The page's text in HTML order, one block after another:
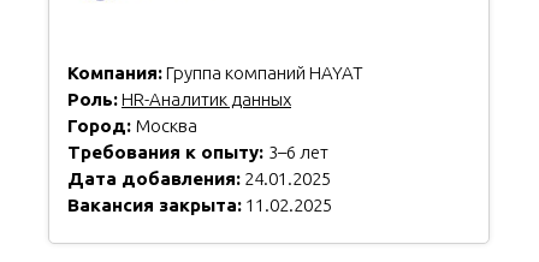
Компания:Группа компаний HAYAT
Роль:HR-Аналитик данных
Город: Москва
Требования к опыту: 3–6 лет
Дата добавления: 24.01.2025
Вакансия закрыта: 11.02.2025